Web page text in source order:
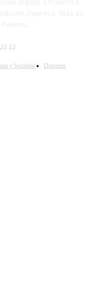
22
y Sociedad
Deportes